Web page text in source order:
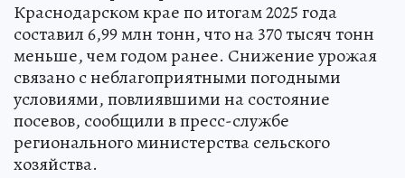
Краснодарском крае по итогам 2025 года
составил 6,99 млн тонн, что на 370 тысяч тонн
меньше, чем годом ранее. Снижение урожая
связано с неблагоприятными погодными
условиями, повлиявшими на состояние
посевов, сообщили в пресс-службе
регионального министерства сельского
хозяйства.